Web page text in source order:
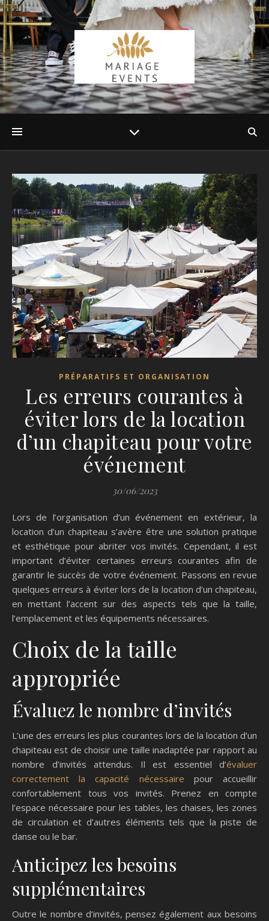
PRÉPARATIFS ET ORGANISATION
Les erreurs courantes à
éviter lors de la location
d’un chapiteau pour votre
événement
30/06/2023
Lors de l’organisation d’un événement en extérieur, la
location d’un chapiteau s’avère être une solution pratique
et esthétique pour abriter vos invités. Cependant, il est
important d’éviter certaines erreurs courantes afin de
garantir le succès de votre événement. Passons en revue
quelques erreurs à éviter lors de la location d’un chapiteau,
en mettant l’accent sur des aspects tels que la taille,
l’emplacement et les équipements nécessaires.
Choix de la taille
appropriée
Évaluez le nombre d’invités
L’une des erreurs les plus courantes lors de la location d’un
chapiteau est de choisir une taille inadaptée par rapport au
nombre d’invités attendus. Il est essentiel d’évaluer
correctement la capacité nécessaire pour accueillir
confortablement tous vos invités. Prenez en compte
l’espace nécessaire pour les tables, les chaises, les zones
de circulation et d’autres éléments tels que la piste de
danse ou le bar.
Anticipez les besoins
supplémentaires
Outre le nombre d’invités, pensez également aux besoins